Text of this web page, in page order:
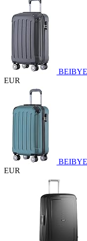
BEIBYE
EUR
BEIBYE
EUR